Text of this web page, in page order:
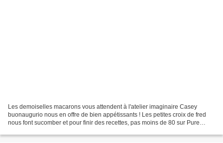
Les demoiselles macarons vous attendent à l'atelier imaginaire Casey
buonaugurio nous en offre de bien appétissants ! Les petites croix de fred
nous font sucomber et pour finir des recettes, pas moins de 80 sur Pure